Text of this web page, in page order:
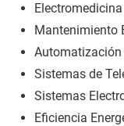
Mantenimiento
Sistemas de
Sistemas
Eficiencia